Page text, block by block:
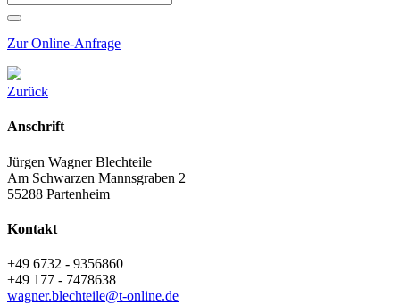
Zur Online-Anfrage
Zurück
Anschrift
Jürgen Wagner Blechteile
Am Schwarzen Mannsgraben 2
55288 Partenheim
Kontakt
+49 6732 - 9356860
+49 177 - 7478638
wagner.blechteile@t-online.de